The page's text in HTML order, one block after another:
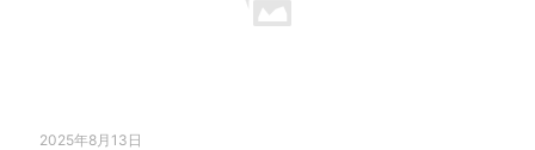
2025年8月13日